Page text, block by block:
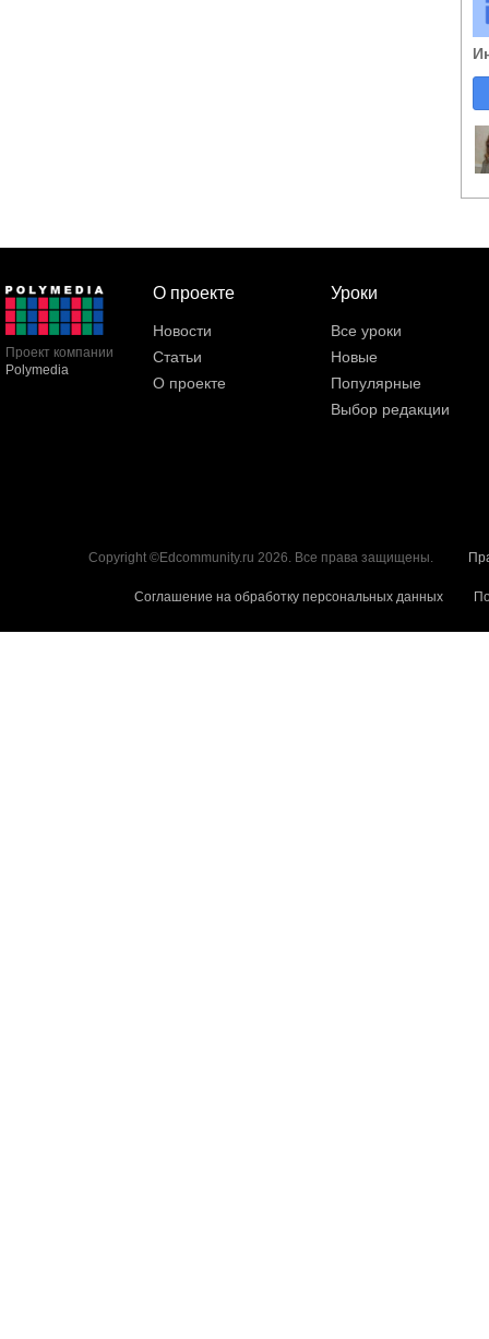
Проект компании
Polymedia
О проекте
Новости
Статьи
О проекте
Уроки
Все уроки
Новые
Популярные
Выбор редакции
Copyright ©Edcommunity.ru 2026. Все права защищены.
Соглашение на обработку персональных данных